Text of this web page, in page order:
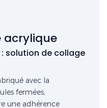
acrylique
solution de collage
avec la
fermées,
une adhérence